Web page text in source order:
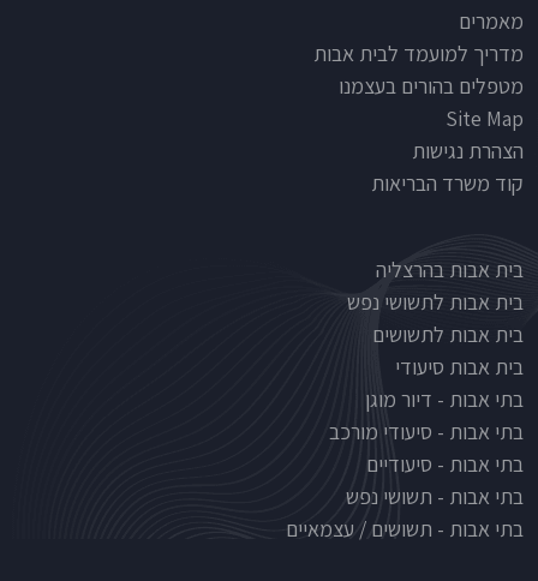
מאמרים
מדריך למועמד לבית אבות
מטפלים בהורים בעצמנו
Site Map
הצהרת נגישות
קוד משרד הבריאות
Nursinghouse type
בית אבות בהרצליה
בית אבות לתשושי נפש
בית אבות לתשושים
בית אבות סיעודי
בתי אבות - דיור מוגן
בתי אבות - סיעודי מורכב
בתי אבות - סיעודיים
בתי אבות - תשושי נפש
בתי אבות - תשושים / עצמאיים